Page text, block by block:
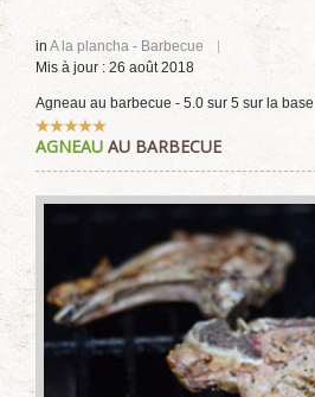
in A la plancha - Barbecue
Mis à jour : 26 août 2018
Agneau au barbecue - 5.0 sur 5 sur la
Vote
utilisateur: 5/ 5
AGNEAU AU BARBECUE